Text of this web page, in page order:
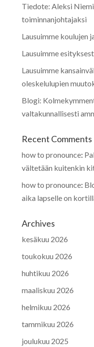
Tiedote: Aleksi
toiminnanjohtajaksi
Lausuimme koulujen
Lausuimme
Lausuimme
oleskelulupien
Blogi:
valtakunnallisesti
Recent Comments
how to pronounce:
vältetään kuitenkin
how to pronounce:
aika lapselle on
Archives
kesäkuu 2026
toukokuu 2026
huhtikuu 2026
maaliskuu 2026
helmikuu 2026
tammikuu 2026
joulukuu 2025